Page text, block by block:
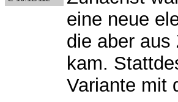
eine neue
die aber aus
kam.
Variante mit